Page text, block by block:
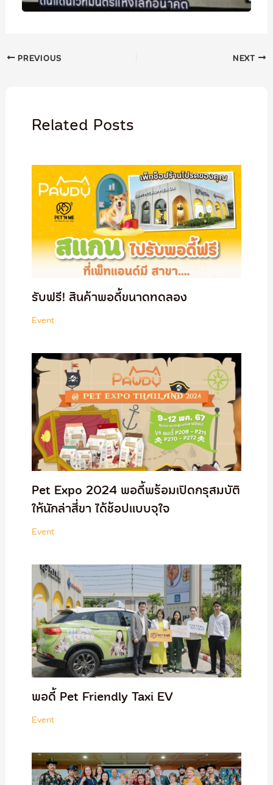
PREVIOUS NEXT
Related Posts
รับฟรี! สินค้าพอดี้ขนาดทดลอง
Event
Pet Expo 2024 พอดี้พร้อมเปิดกรุสมบัติ
ให้นักล่าสี่ขา ได้ช้อปแบบจุใจ
Event
พอดี้ Pet Friendly Taxi EV
Event